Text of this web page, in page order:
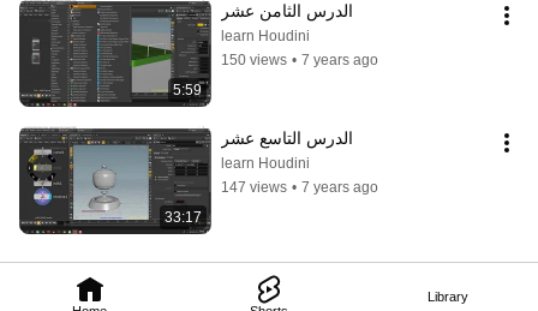
Library
5:59
الدرس الثامن عشر
learn Houdini
150 views • 7 years ago
33:17
الدرس التاسع عشر
learn Houdini
147 views • 7 years ago